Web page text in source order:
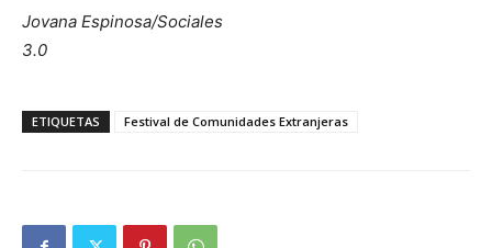
Jovana Espinosa/Sociales
3.0
ETIQUETAS Festival de Comunidades Extranjeras